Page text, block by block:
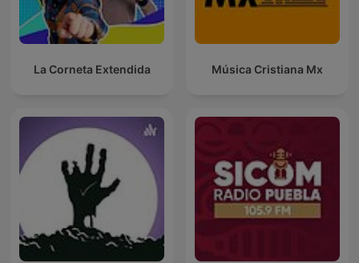
La Corneta Extendida Música Cristiana Mx